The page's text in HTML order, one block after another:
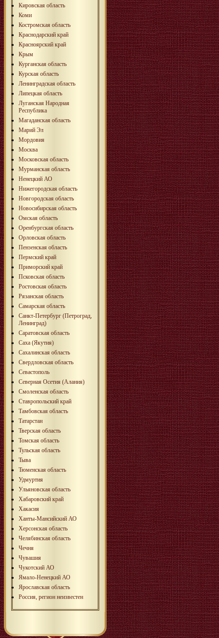
Кировская область
Коми
Костромская область
Краснодарский край
Красноярский край
Крым
Курганская область
Курская область
Ленинградская область
Липецкая область
Луганская Народная
Республика
Магаданская область
Марий Эл
Мордовия
Москва
Московская область
Мурманская область
Ненецкий АО
Нижегородская область
Новгородская область
Новосибирская область
Омская область
Оренбургская область
Орловская область
Пензенская область
Пермский край
Приморский край
Псковская область
Ростовская область
Рязанская область
Самарская область
Санкт-Петербург (Петроград,
Ленинград)
Саратовская область
Саха (Якутия)
Сахалинская область
Свердловская область
Севастополь
Северная Осетия (Алания)
Смоленская область
Ставропольский край
Тамбовская область
Татарстан
Тверская область
Томская область
Тульская область
Тыва
Тюменская область
Удмуртия
Ульяновская область
Хабаровский край
Хакасия
Ханты-Мансийский АО
Херсонская область
Челябинская область
Чечня
Чувашия
Чукотский АО
Ямало-Ненецкий АО
Ярославская область
Россия, регион неизвестен